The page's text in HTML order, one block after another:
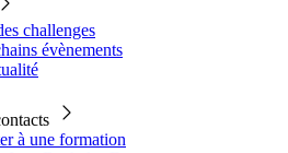
challenges
évènements
à une formation